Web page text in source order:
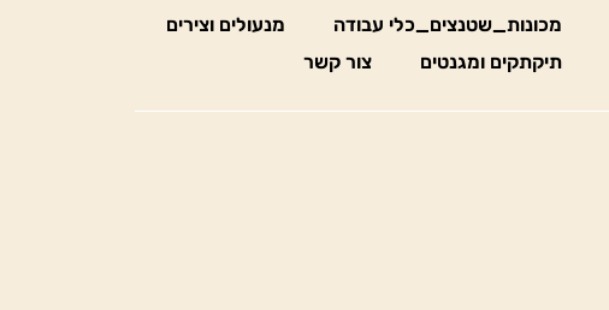
מכונות_שטנצים_כלי עבודה
מנעולים וצירים
תיקתקים ומגנטים צור קשר